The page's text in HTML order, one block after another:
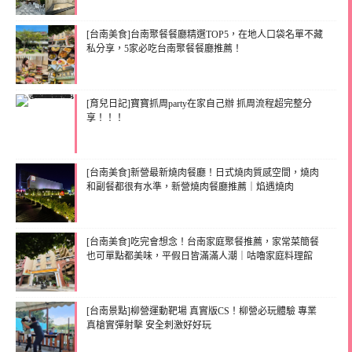
[台南美食]台南聚餐餐廳精選TOP5，在地人口袋名單不藏
私分享，5家必吃台南聚餐餐廳推薦！
[育兒日記]寶寶抓周party在家自己辦 抓周流程超完整分
享！！！
[台南美食]新營最新燒肉餐廳！日式燒肉質感空間，燒肉
和副餐都很有水準，新營燒肉餐廳推薦｜焰遇燒肉
[台南美食]吃完會想念！台南家庭聚餐推薦，家常菜簡餐
也可單點都美味，平假日皆滿滿人潮｜咕嚕家庭料理館
[台南景點]柳營運動靶場 真實版CS！柳營必玩體驗 專業
真槍實彈射擊 安全刺激好好玩